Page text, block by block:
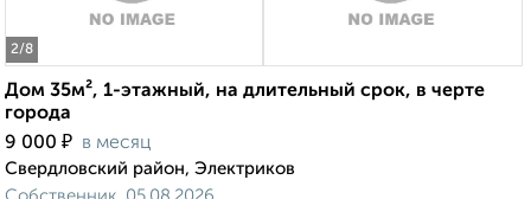
2/8
Дом 35м², 1-этажный, на длительный срок, в черте
города
9 000 ₽ в месяц
Свердловский район, Электриков